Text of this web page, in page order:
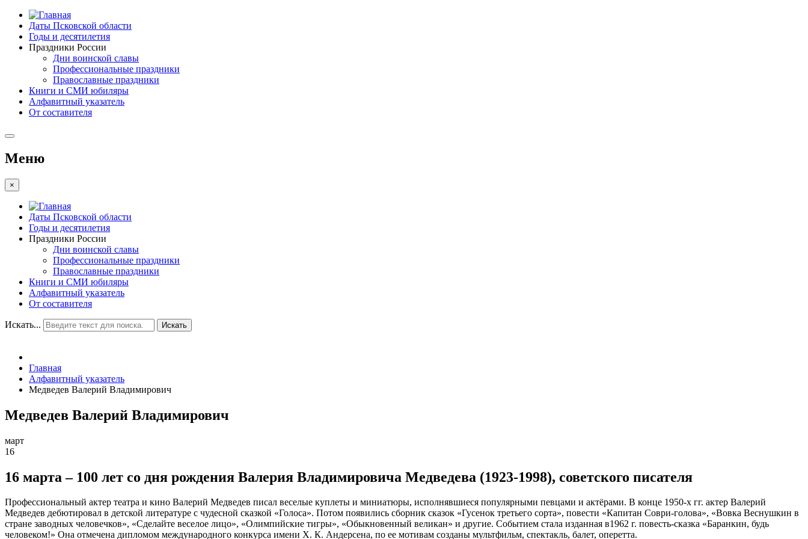
Даты Псковской области
Годы и десятилетия
Праздники России
Дни воинской славы
Профессиональные праздники
Православные праздники
Книги и СМИ юбиляры
Алфавитный указатель
От составителя
Меню
×
Даты Псковской области
Годы и десятилетия
Праздники России
Дни воинской славы
Профессиональные праздники
Православные праздники
Книги и СМИ юбиляры
Алфавитный указатель
От составителя
Искать... Искать
Главная
Алфавитный указатель
Медведев Валерий Владимирович
Медведев Валерий Владимирович
март
16
16 марта – 100 лет со дня рождения Валерия Владимировича Медведева (1923-1998), советского писателя
Профессиональный актер театра и кино Валерий Медведев писал веселые куплеты и миниатюры, исполнявшиеся популярными певцами и актёрами. В конце 1950-х гг. актер Валерий
Медведев дебютировал в детской литературе с чудесной сказкой «Голоса». Потом появились сборник сказок «Гусенок третьего сорта», повести «Капитан Соври-голова», «Вовка Веснушкин в
стране заводных человечков», «Сделайте веселое лицо», «Олимпийские тигры», «Обыкновенный великан» и другие. Событием стала изданная в1962 г. повесть-сказка «Баранкин, будь
человеком!» Она отмечена дипломом международного конкурса имени Х. К. Андерсена, по ее мотивам созданы мультфильм, спектакль, балет, оперетта.